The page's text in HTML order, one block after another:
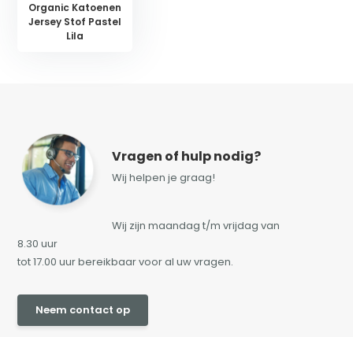
Organic Katoenen
Jersey Stof Pastel
Lila
Vragen of hulp nodig?
Wij helpen je graag!
Wij zijn maandag t/m vrijdag van
8.30 uur
tot 17.00 uur bereikbaar voor al uw vragen.
Neem contact op